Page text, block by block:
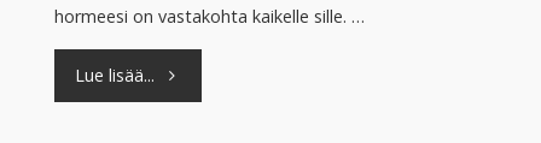
hormeesi on vastakohta kaikelle sille. …
Lue lisää... "Ärsyttävää